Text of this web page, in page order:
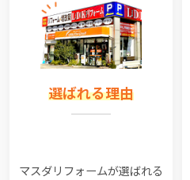
選ばれる理由
マスダリフォームが選ばれる